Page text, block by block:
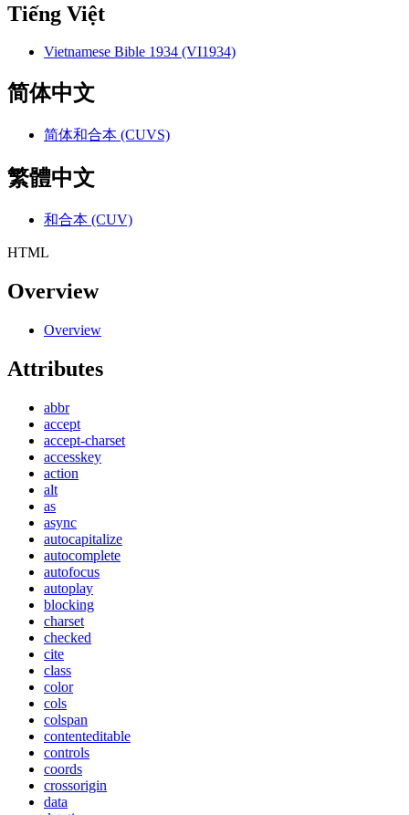
Tiếng Việt
Vietnamese Bible 1934 (VI1934)
简体中文
简体和合本 (CUVS)
繁體中文
和合本 (CUV)
HTML
Overview
Overview
Attributes
abbr
accept
accept-charset
accesskey
action
alt
as
async
autocapitalize
autocomplete
autofocus
autoplay
blocking
charset
checked
cite
class
color
cols
colspan
contenteditable
controls
coords
crossorigin
data